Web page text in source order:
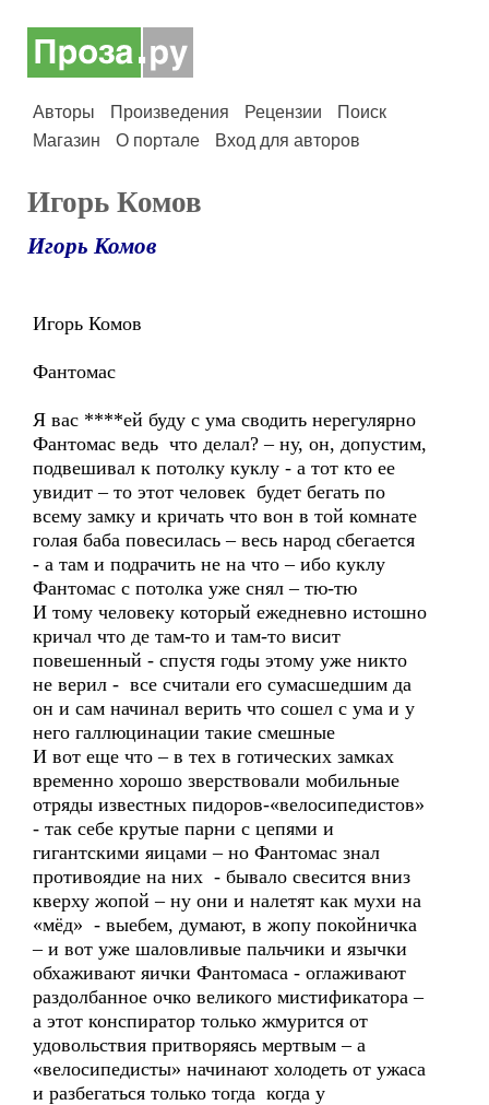
Авторы Произведения Рецензии
Поиск
Магазин
О портале Вход для авторов
Игорь Комов
Игорь Комов
Игорь Комов
Фантомас
Я вас ****ей буду с ума сводить нерегулярно
Фантомас ведь что делал? – ну, он, допустим,
подвешивал к потолку куклу - а тот кто ее
увидит – то этот человек будет бегать по
всему замку и кричать что вон в той комнате
голая баба повесилась – весь народ сбегается
- а там и подрачить не на что – ибо куклу
Фантомас с потолка уже снял – тю-тю
И тому человеку который ежедневно истошно
кричал что де там-то и там-то висит
повешенный - спустя годы этому уже никто
не верил - все считали его сумасшедшим да
он и сам начинал верить что сошел с ума и у
него галлюцинации такие смешные
И вот еще что – в тех в готических замках
временно хорошо зверствовали мобильные
отряды известных пидоров-«велосипедистов»
- так себе крутые парни с цепями и
гигантскими яицами – но Фантомас знал
противоядие на них - бывало свесится вниз
кверху жопой – ну они и налетят как мухи на
«мёд» - выебем, думают, в жопу покойничка
– и вот уже шаловливые пальчики и язычки
обхаживают яички Фантомаса - оглаживают
раздолбанное очко великого мистификатора –
а этот конспиратор только жмурится от
удовольствия притворяясь мертвым – а
«велосипедисты» начинают холодеть от ужаса
и разбегаться только тогда когда у